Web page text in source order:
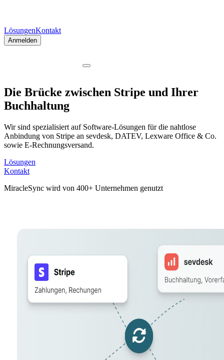
LösungenKontakt
Anmelden
Die Brücke zwischen Stripe und Ihrer
Buchhaltung
Wir sind spezialisiert auf Software-Lösungen für die nahtlose
Anbindung von Stripe an sevdesk, DATEV, Lexware Office & Co.
sowie E-Rechnungsversand.
Lösungen
Kontakt
MiracleSync wird von 400+ Unternehmen genutzt